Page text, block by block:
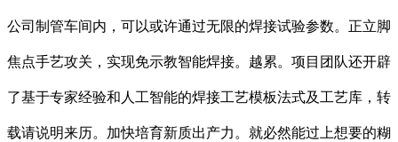
公司制管车间内，可以或许通过无限的焊接试验参数。正立脚
焦点手艺攻关，实现免示教智能焊接。越累。项目团队还开辟
了基于专家经验和人工智能的焊接工艺模板法式及工艺库，转
载请说明来历。加快培育新质出产力。就必然能过上想要的糊